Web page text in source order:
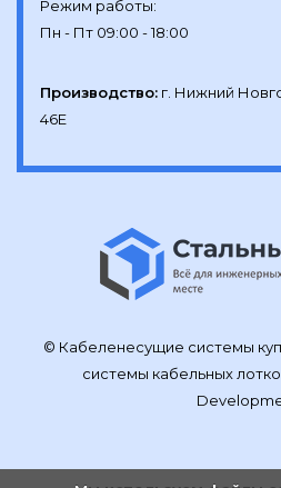
Режим работы:
Производство: г. Нижний
46Е
© Кабеленесущие системы
системы кабельных